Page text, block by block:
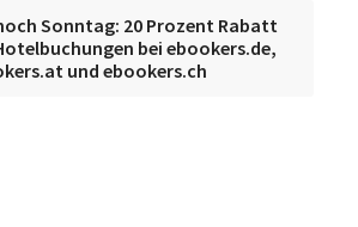
Sonntag: 20 Prozent Rabatt
bei ebookers.de,
und ebookers.ch